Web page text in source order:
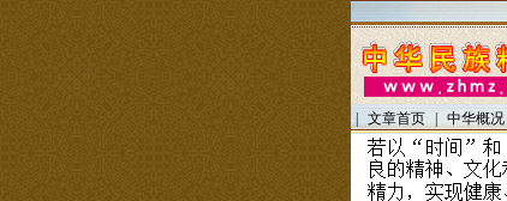
文章首页 中华概况